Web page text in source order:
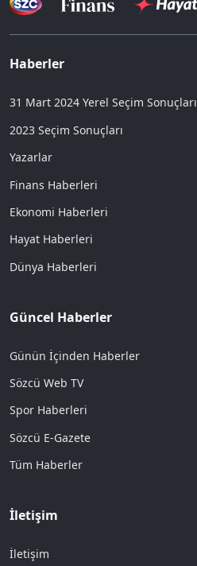
Haberler
31 Mart 2024 Yerel Seçim Sonuçları
2023 Seçim Sonuçları
Yazarlar
Finans Haberleri
Ekonomi Haberleri
Hayat Haberleri
Dünya Haberleri
Güncel Haberler
Günün İçinden Haberler
Sözcü Web TV
Spor Haberleri
Sözcü E-Gazete
Tüm Haberler
İletişim
İletişim